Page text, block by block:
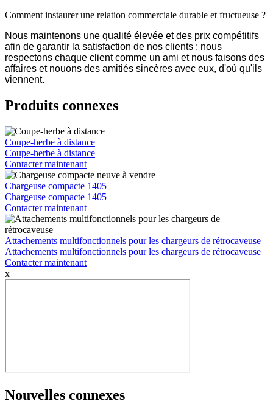
Comment instaurer une relation commerciale durable et fructueuse ?
Nous maintenons une qualité élevée et des prix compétitifs
afin de garantir la satisfaction de nos clients ; nous
respectons chaque client comme un ami et nous faisons des
affaires et nouons des amitiés sincères avec eux, d'où qu'ils
viennent.
Produits connexes
Coupe-herbe à distance
Coupe-herbe à distance
Contacter maintenant
Chargeuse compacte 1405
Chargeuse compacte 1405
Contacter maintenant
Attachements multifonctionnels pour les chargeurs de rétrocaveuse
Attachements multifonctionnels pour les chargeurs de rétrocaveuse
Contacter maintenant
x
Nouvelles connexes